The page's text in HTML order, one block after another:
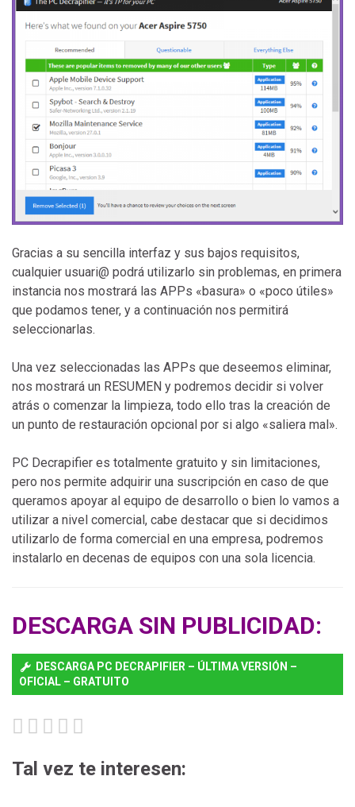
Gracias a su sencilla interfaz y sus bajos requisitos,
cualquier usuari@ podrá utilizarlo sin problemas, en primera
instancia nos mostrará las APPs «basura» o «poco útiles»
que podamos tener, y a continuación nos permitirá
seleccionarlas.
Una vez seleccionadas las APPs que deseemos eliminar,
nos mostrará un RESUMEN y podremos decidir si volver
atrás o comenzar la limpieza, todo ello tras la creación de
un punto de restauración opcional por si algo «saliera mal».
PC Decrapifier es totalmente gratuito y sin limitaciones,
pero nos permite adquirir una suscripción en caso de que
queramos apoyar al equipo de desarrollo o bien lo vamos a
utilizar a nivel comercial, cabe destacar que si decidimos
utilizarlo de forma comercial en una empresa, podremos
instalarlo en decenas de equipos con una sola licencia.
DESCARGA SIN PUBLICIDAD:
DESCARGA PC DECRAPIFIER – ÚLTIMA VERSIÓN –
OFICIAL – GRATUITO
Tal vez te interesen: